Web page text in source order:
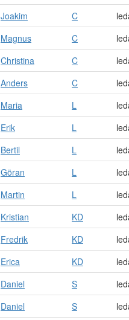
Joakim C
Magnus C
Christina C
Anders C
Maria L
Erik L
Bertil L
Göran L
Martin L
Kristian KD
Fredrik KD
Erica KD
Daniel S
Daniel S